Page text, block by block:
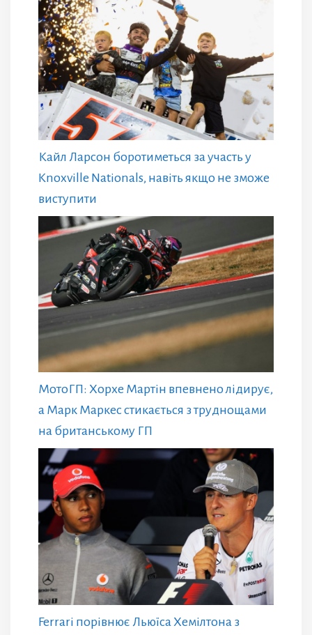
Кайл Ларсон боротиметься за участь у
Knoxville Nationals, навіть якщо не зможе
виступити
МотоГП: Хорхе Мартін впевнено лідирує,
а Марк Маркес стикається з труднощами
на британському ГП
Ferrari порівнює Льюїса Хемілтона з